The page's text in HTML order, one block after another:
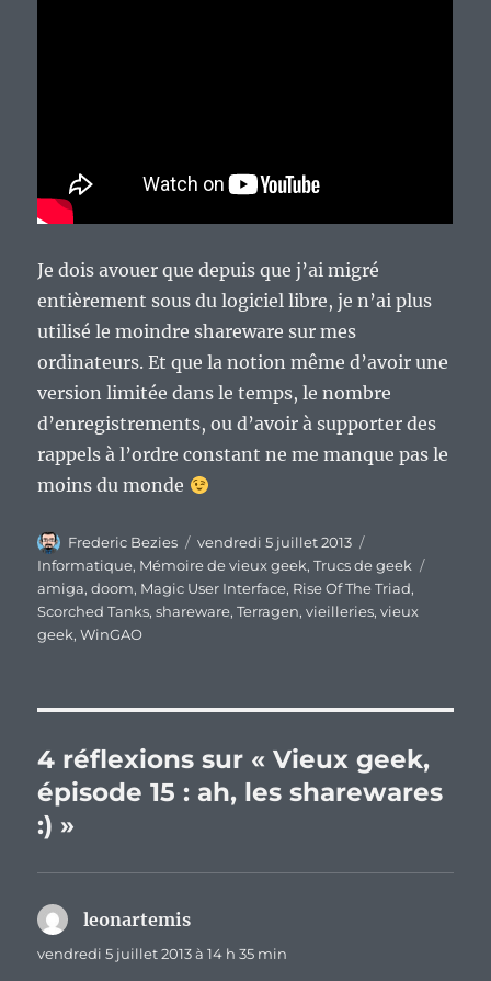
Je dois avouer que depuis que j’ai migré
entièrement sous du logiciel libre, je n’ai plus
utilisé le moindre shareware sur mes
ordinateurs. Et que la notion même d’avoir une
version limitée dans le temps, le nombre
d’enregistrements, ou d’avoir à supporter des
rappels à l’ordre constant ne me manque pas le
moins du monde
Auteur
Frederic Bezies
Publié
le
vendredi 5 juillet 2013
Informatique, Mémoire de vieux geek,Trucs de geek
amiga,doom, Magic User Interface, Rise Of The Triad,
Scorched Tanks,shareware,Terragen,vieilleries,vieux
geek,WinGAO
4 réflexions sur « Vieux geek,
épisode 15 : ah, les sharewares
:) »
leonartemis
vendredi 5 juillet 2013 à 14 h 35 min